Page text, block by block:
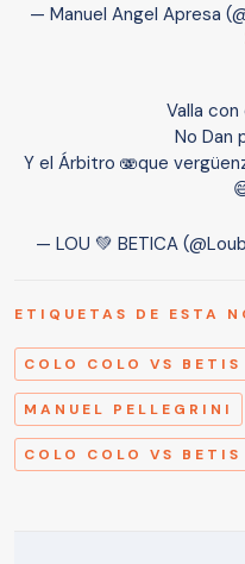
— Manuel Angel Apresa
Valla con
No Dan
Y el Árbitro 🫨que
— LOU 💚 BETICA
ETIQUETAS DE ESTA
COLO COLO VS BETIS
MANUEL PELLEGRINI
COLO COLO VS BETIS